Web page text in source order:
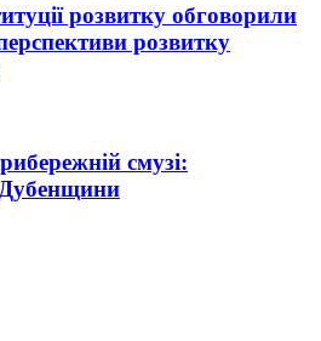
розвитку обговорили
розвитку
смузі: